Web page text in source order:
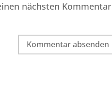
nächsten Kommentar